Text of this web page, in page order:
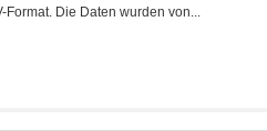
Format. Die Daten wurden von...